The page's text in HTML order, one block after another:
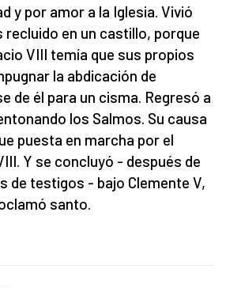
y por amor a la Iglesia. Vivió
en un castillo, porque
VIII temía que sus propios
la abdicación de
de él para un cisma. Regresó a
los Salmos. Su causa
puesta en marcha por el
Y se concluyó - después de
de testigos - bajo Clemente V,
santo.